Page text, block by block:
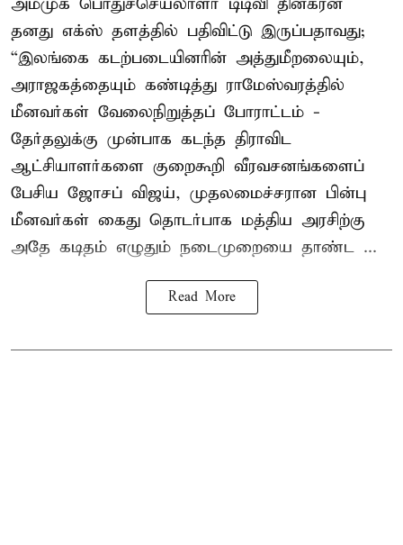
அமமுக பொதுச்செயலாளர் டிடிவி தினகரன்
தனது எக்ஸ் தளத்தில் பதிவிட்டு இருப்பதாவது;
“இலங்கை கடற்படையினரின் அத்துமீறலையும்,
அராஜகத்தையும் கண்டித்து ராமேஸ்வரத்தில்
மீனவர்கள் வேலைநிறுத்தப் போராட்டம் -
தேர்தலுக்கு முன்பாக கடந்த திராவிட
ஆட்சியாளர்களை குறைகூறி வீரவசனங்களைப்
பேசிய ஜோசப் விஜய், முதலமைச்சரான பின்பு
மீனவர்கள் கைது தொடர்பாக மத்திய அரசிற்கு
அதே கடிதம் எழுதும் நடைமுறையை தாண்ட ...
Read More